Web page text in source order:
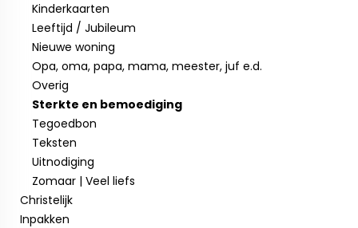
Kinderkaarten
Leeftijd / Jubileum
Nieuwe woning
Opa, oma, papa, mama, meester, juf e.d.
Overig
Sterkte en bemoediging
Tegoedbon
Teksten
Uitnodiging
Zomaar | Veel liefs
Christelijk
Inpakken